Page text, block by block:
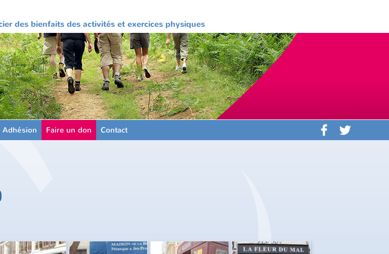
des bienfaits des activités et exercices physiques
Adhésion Faire un don Contact